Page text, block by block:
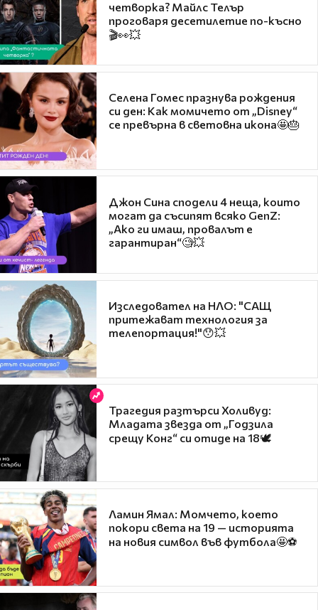
четворка? Майлс Телър
проговаря десетилетие по-късно
🎬👀💥
Селена Гомес празнува рождения
си ден: Как момичето от „Disney“
се превърна в световна икона🤩🎂
Джон Сина сподели 4 неща, които
могат да съсипят всяко GenZ:
„Ако ги имаш, провалът е
гарантиран“🧐💥
Изследовател на НЛО: "САЩ
притежават технология за
телепортация!"😯💥
Трагедия разтърси Холивуд:
Младата звезда от „Годзила
срещу Конг“ си отиде на 18🕊️
Ламин Ямал: Момчето, което
покори света на 19 — историята
на новия символ във футбола🤩⚽